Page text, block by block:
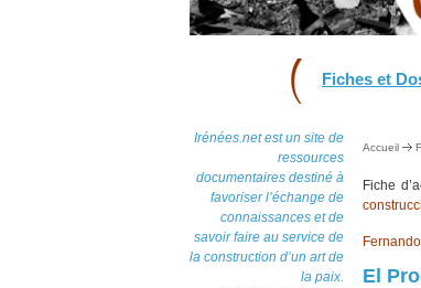
Fiches et
Irénées.net est un site de
ressources
documentaires destiné à
favoriser l’échange de
connaissances et de
savoir faire au service de
la construction d’un art de
la paix.
Accueil
Fiche
El